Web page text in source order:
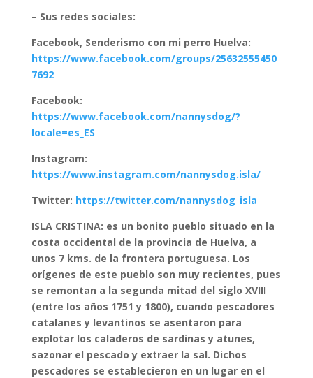
– Sus redes sociales:
Facebook, Senderismo con mi perro Huelva:
https://www.facebook.com/groups/25632555450
7692
Facebook:
https://www.facebook.com/nannysdog/?
locale=es_ES
Instagram:
https://www.instagram.com/nannysdog.isla/
Twitter: https://twitter.com/nannysdog_isla
ISLA CRISTINA: es un bonito pueblo situado en la
costa occidental de la provincia de Huelva, a
unos 7 kms. de la frontera portuguesa. Los
orígenes de este pueblo son muy recientes, pues
se remontan a la segunda mitad del siglo XVIII
(entre los años 1751 y 1800), cuando pescadores
catalanes y levantinos se asentaron para
explotar los caladeros de sardinas y atunes,
sazonar el pescado y extraer la sal. Dichos
pescadores se establecieron en un lugar en el